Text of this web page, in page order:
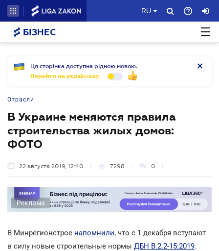
RU
БІЗНЕС
Ця сторінка доступна рідною мовою.
Перейти на українську
Отрасли
В Украине меняются правила
строительства жилых домов:
ФОТО
22 августа 2019, 12:40 7298 0
Реклама
В Минрегионстрое напомнили, что с 1 декабря вступают
в силу новые строительные нормы ДБН В.2.2-15:2019.